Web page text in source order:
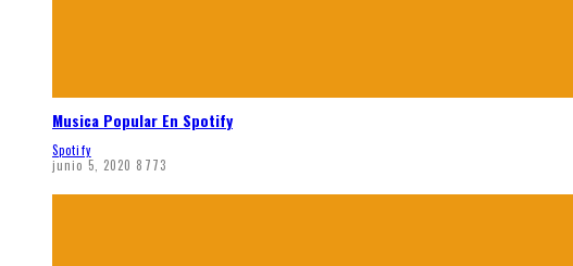
Musica Popular En Spotify
Spotify
junio 5, 2020 8773